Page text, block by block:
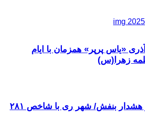
«یاس پرپر» همزمان با ایام
زهرا(س)
هوای تهران در مزر هشدار بنفش/ شهر ری با شاخص ۲۸۱